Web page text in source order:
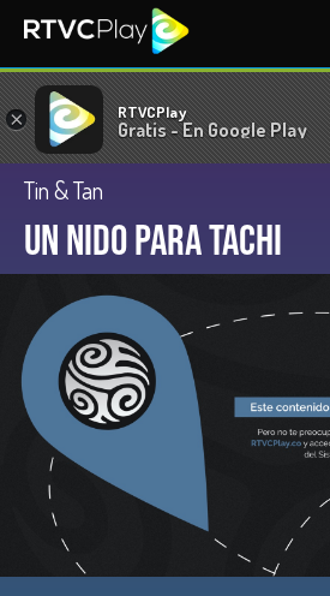
× RTVCPlay
Gratis - En Google Play
Tin & Tan
Un nido para Tachi